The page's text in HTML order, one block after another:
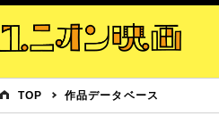
TOP 作品データベース